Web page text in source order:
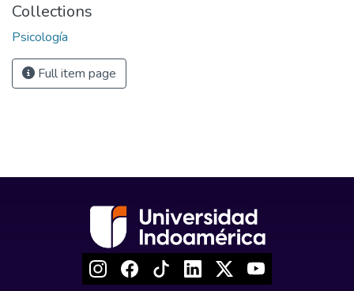
Collections
Psicología
Full item page